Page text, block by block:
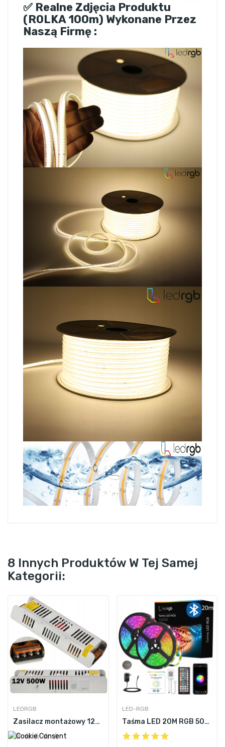
✅ Realne Zdjęcia Produktu
(ROLKA 100m) Wykonane Przez
Naszą Firmę :
8 Innych Produktów W Tej Samej
Kategorii:
LEDRGB
Zasilacz montażowy 12V 40A 500W do LED modułowy...
LED-RGB
Taśma LED 20M RGB 5050 Bluetooth APLIKACJA...